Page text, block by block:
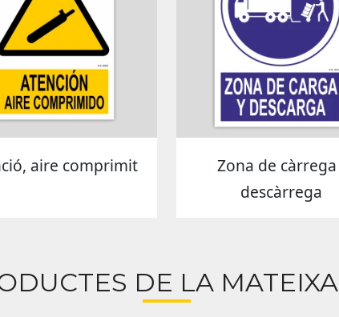
aire comprimit
Zona de
descàrrega
DE LA